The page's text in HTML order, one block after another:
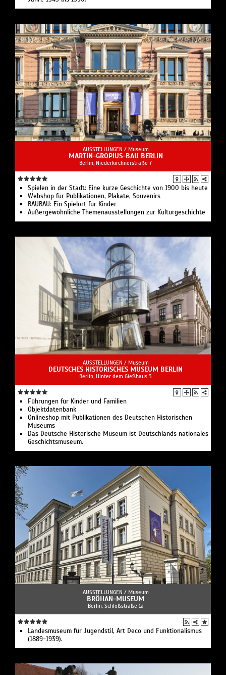
AUSSTELLUNGEN / Museum
MARTIN-GROPIUS-BAU BERLIN
Berlin, Niederkirchnerstraße 7
Spielen in der Stadt: Eine kurze Geschichte von 1900 bis heute
Webshop für Publikationen, Plakate, Souvenirs
BAUBAU: Ein Spielort für Kinder
Außergewöhnliche Themenausstellungen zur Kulturgeschichte
AUSSTELLUNGEN / Museum
DEUTSCHES HISTORISCHES MUSEUM BERLIN
Berlin, Hinter dem Gießhaus 3
Führungen für Kinder und Familien
Objektdatenbank
Onlineshop mit Publikationen des Deutschen Historischen
Museums
Das Deutsche Historische Museum ist Deutschlands nationales
Geschichtsmuseum.
AUSSTELLUNGEN / Museum
BRÖHAN-MUSEUM
Berlin, Schloßstraße 1a
Landesmuseum für Jugendstil, Art Deco und Funktionalismus
(1889-1939).